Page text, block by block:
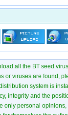
all the BT seed
or viruses are found,
system is
integrity and the
only personal